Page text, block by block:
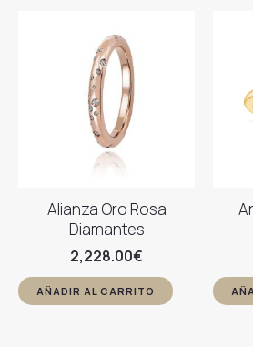
Alianza Oro Rosa
Diamantes
2,228.00€
AÑADIR AL CARRITO